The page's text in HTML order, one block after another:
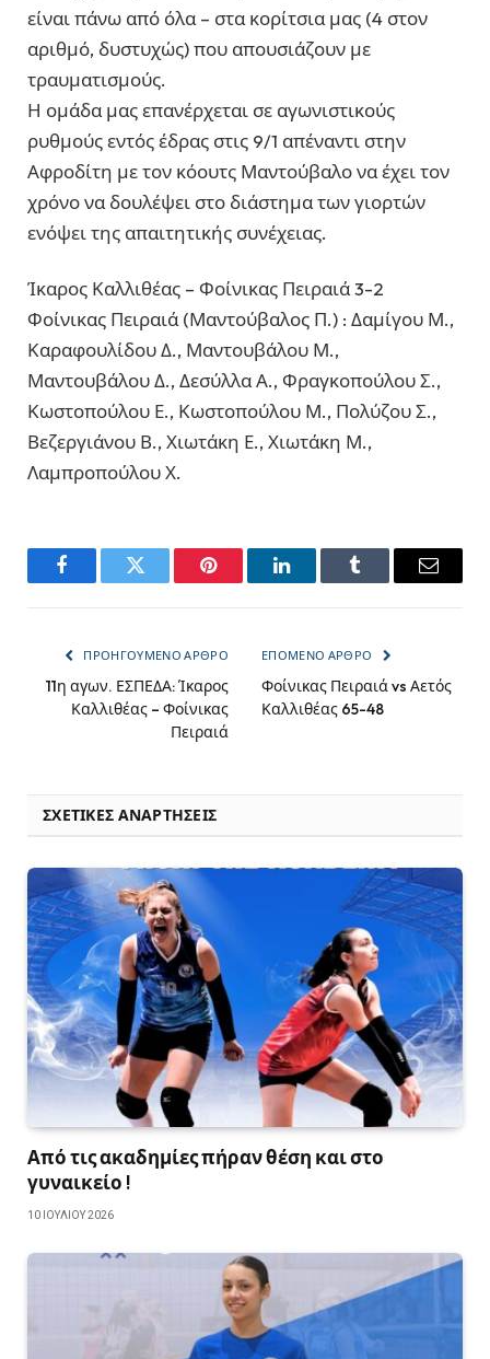
είναι πάνω από όλα – στα κορίτσια μας (4 στον
αριθμό, δυστυχώς) που απουσιάζουν με
τραυματισμούς.
Η ομάδα μας επανέρχεται σε αγωνιστικούς
ρυθμούς εντός έδρας στις 9/1 απέναντι στην
Αφροδίτη με τον κόουτς Μαντούβαλο να έχει τον
χρόνο να δουλέψει στο διάστημα των γιορτών
ενόψει της απαιτητικής συνέχειας.
Ίκαρος Καλλιθέας – Φοίνικας Πειραιά 3-2
Φοίνικας Πειραιά (Μαντούβαλος Π.) : Δαμίγου Μ.,
Καραφουλίδου Δ., Μαντουβάλου Μ.,
Μαντουβάλου Δ., Δεσύλλα Α., Φραγκοπούλου Σ.,
Κωστοπούλου Ε., Κωστοπούλου Μ., Πολύζου Σ.,
Βεζεργιάνου Β., Χιωτάκη Ε., Χιωτάκη Μ.,
Λαμπροπούλου Χ.
FacebookTwitter Pinterest LinkedInTumblr Email
ΠΡΟΗΓΟΎΜΕΝΟ ΆΡΘΡΟ
11η αγων. ΕΣΠΕΔΑ: Ίκαρος
Καλλιθέας – Φοίνικας
Πειραιά
ΕΠΌΜΕΝΟ ΆΡΘΡΟ
Φοίνικας Πειραιά vs Αετός
Καλλιθέας 65-48
ΣΧΕΤΙΚΈΣ ΑΝΑΡΤΉΣΕΙΣ
Από τις ακαδημίες πήραν θέση και στο
γυναικείο !
10 ΙΟΥΛΊΟΥ 2026